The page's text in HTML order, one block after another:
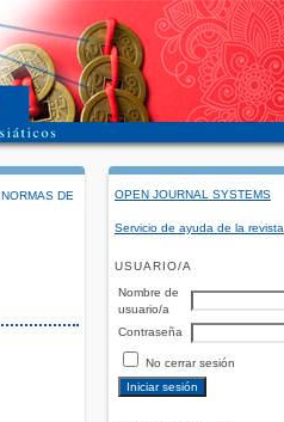
OPEN JOURNAL SYSTEMS
Servicio de ayuda de la revista
USUARIO/A
Nombre de
usuario/a
Contraseña
No cerrar sesión
NORMAS DE